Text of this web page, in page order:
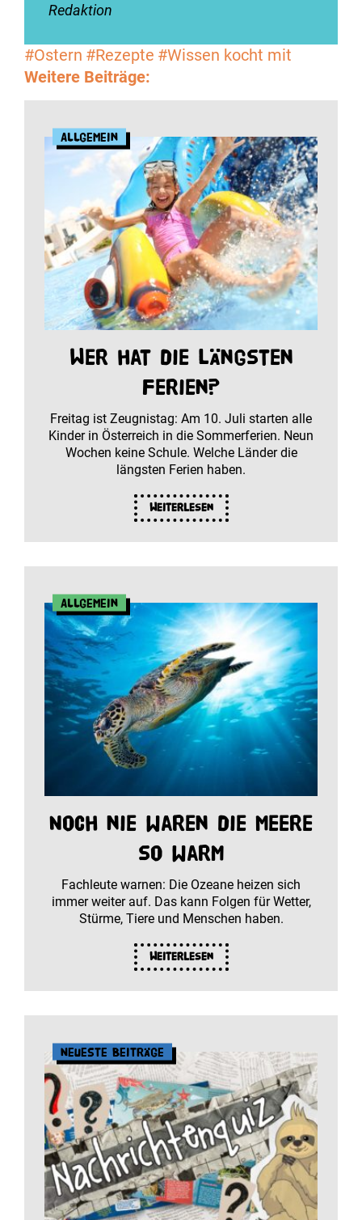
Redaktion
#Ostern #Rezepte #Wissen kocht mit
Weitere Beiträge:
Allgemein
Wer hat die längsten
Ferien?
Freitag ist Zeugnistag: Am 10. Juli starten alle
Kinder in Österreich in die Sommerferien. Neun
Wochen keine Schule. Welche Länder die
längsten Ferien haben.
Weiterlesen
Allgemein
Noch nie waren die Meere
so warm
Fachleute warnen: Die Ozeane heizen sich
immer weiter auf. Das kann Folgen für Wetter,
Stürme, Tiere und Menschen haben.
Weiterlesen
Neueste Beiträge